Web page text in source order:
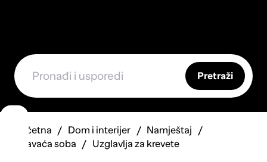
Pretraži
Početna Dom i interijer
Namještaj
Spavaća soba
Uzglavlja za krevete